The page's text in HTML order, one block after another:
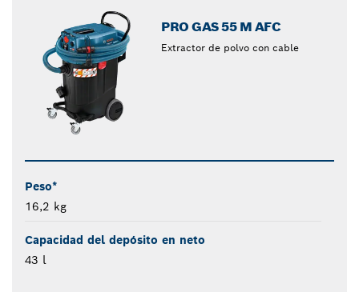
PRO GAS 55 M AFC
Extractor de polvo con cable
Peso*
16,2 kg
Capacidad del depósito en neto
43 l